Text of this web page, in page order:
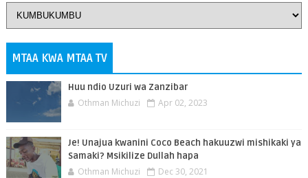
MTAA KWA MTAA TV
Huu ndio Uzuri wa Zanzibar
Othman Michuzi Apr 02, 2023
Je! Unajua kwanini Coco Beach hakuuzwi mishikaki ya
Samaki? Msikilize Dullah hapa
Othman Michuzi Dec 30, 2021